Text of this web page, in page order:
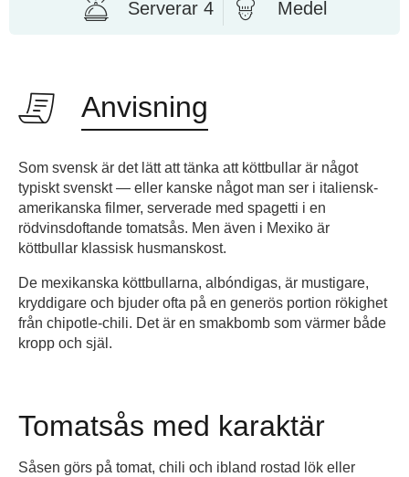
Serverar 4 Medel
Anvisning
Som svensk är det lätt att tänka att köttbullar är något
typiskt svenskt — eller kanske något man ser i italiensk-
amerikanska filmer, serverade med spagetti i en
rödvinsdoftande tomatsås. Men även i Mexiko är
köttbullar klassisk husmanskost.
De mexikanska köttbullarna, albóndigas, är mustigare,
kryddigare och bjuder ofta på en generös portion rökighet
från chipotle-chili. Det är en smakbomb som värmer både
kropp och själ.
Tomatsås med karaktär
Såsen görs på tomat, chili och ibland rostad lök eller